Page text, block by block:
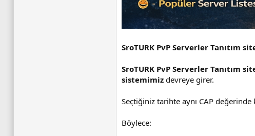
SroTURK PvP Serverler Tanıtım
SroTURK PvP Serverler Tanıtım
sistemimiz devreye girer.
Seçtiğiniz tarihte aynı CAP değerinde
Böylece: